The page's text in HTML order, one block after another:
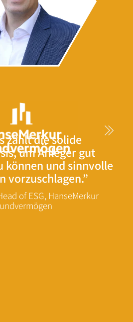
zählt die solide
um Anleger gut
können und sinnvolle
vorzuschlagen.”
of ESG, HanseMerkur